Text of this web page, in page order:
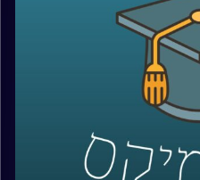
תחומי מחקר
וכדי לדון
קבוצה
יואב יאיר, ד"ר
– לספר על הרשת